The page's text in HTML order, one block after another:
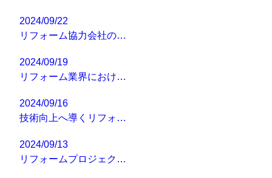
2024/09/22
リフォーム協力会社の…
2024/09/19
リフォーム業界におけ…
2024/09/16
技術向上へ導くリフォ…
2024/09/13
リフォームプロジェク…